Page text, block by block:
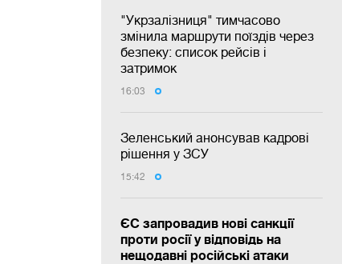
"Укрзалізниця" тимчасово
змінила маршрути поїздів через
безпеку: список рейсів і
затримок
16:03
Зеленський анонсував кадрові
рішення у ЗСУ
15:42
ЄС запровадив нові санкції
проти росії у відповідь на
нещодавні російські атаки